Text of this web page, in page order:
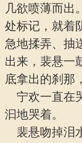
几欲喷薄而出
处标记，就着
急地揉弄、抽
出来，裴悬一
底拿出的刹那
宁欢一直在
汩地哭着。
裴悬吻掉泪